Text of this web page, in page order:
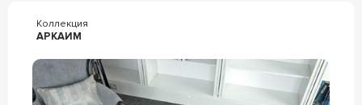
Коллекция
АРКАИМ